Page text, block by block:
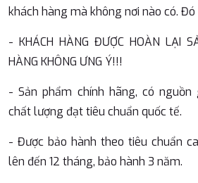
khách hàng mà không nơi nào có. Đó
- KHÁCH HÀNG ĐƯỢC HOÀN LẠI
HÀNG KHÔNG ƯNG Ý!!!
- Sản phẩm chính hãng, có
chất lượng đạt tiêu chuẩn quốc tế.
- Được bảo hành theo tiêu chuẩn
lên đến 12 tháng, bảo hành 3 năm.